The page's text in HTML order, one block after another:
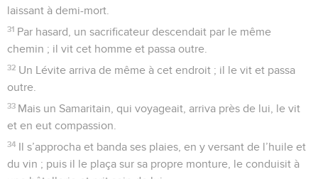
laissant à demi-mort.
31 Par hasard, un sacrificateur descendait par le même
chemin ; il vit cet homme et passa outre.
32 Un Lévite arriva de même à cet endroit ; il le vit et passa
outre.
33 Mais un Samaritain, qui voyageait, arriva près de lui, le vit
et en eut compassion.
34 Il s’approcha et banda ses plaies, en y versant de l’huile et
du vin ; puis il le plaça sur sa propre monture, le conduisit à